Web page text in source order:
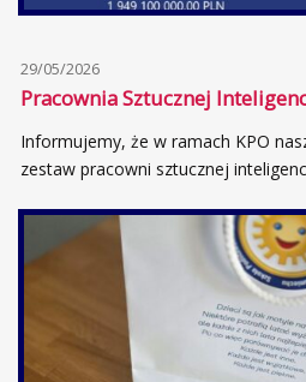
29/05/2026
Pracownia Sztucznej
Informujemy, że w ramach KPO
zestaw pracowni sztucznej